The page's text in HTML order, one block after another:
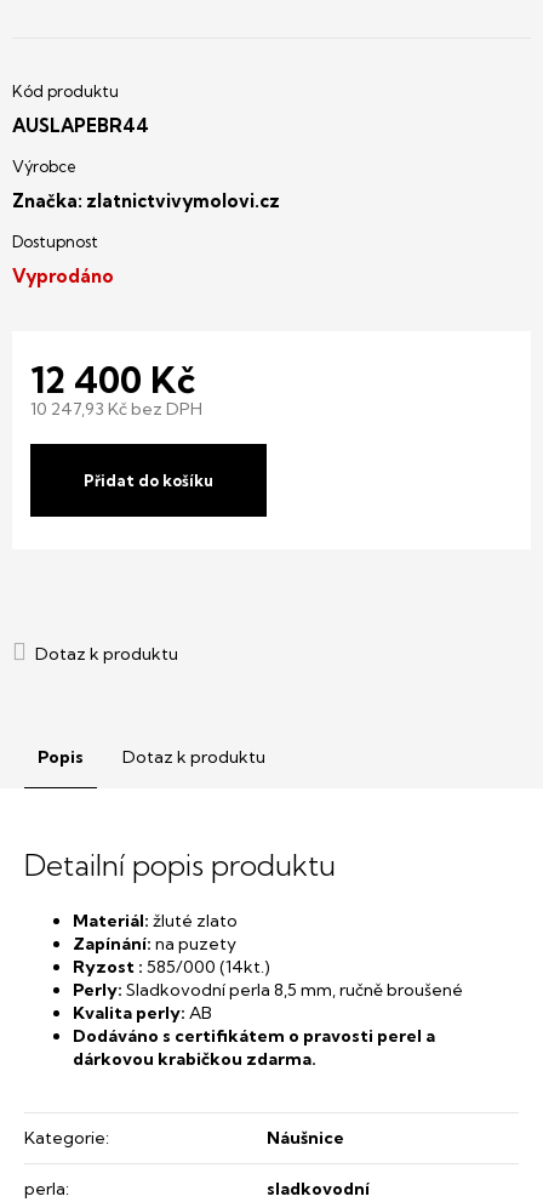
12 400 Kč
10 247,93 Kč bez DPH
Přidat do košíku
AUSLAPEBR44
Značka: zlatnictvivymolovi.cz
Vyprodáno
Popis Dotaz k produktu
Detailní popis produktu
Materiál: žluté zlato
Zapínání: na puzety
Ryzost : 585/000 (14kt.)
Perly: Sladkovodní perla 8,5 mm, ručně broušené
Kvalita perly: AB
Dodáváno s certifikátem o pravosti perel a
dárkovou krabičkou zdarma.
Kategorie: Náušnice
perla: sladkovodní